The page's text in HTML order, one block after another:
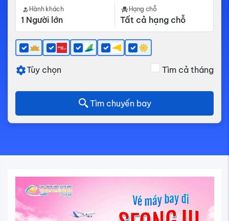
Hành khách Hạng chỗ
Tùy chọn Tìm cả tháng
Tìm chuyến bay